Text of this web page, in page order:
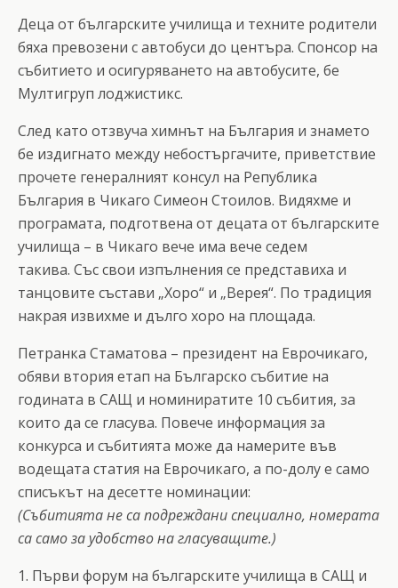
Деца от българските училища и техните родители
бяха превозени с автобуси до центъра. Спонсор на
събитието и осигуряването на автобусите, бе
Мултигруп лоджистикс.
След като отзвуча химнът на България и знамето
бе издигнато между небостъргачите, приветствие
прочете генералният консул на Република
България в Чикаго Симеон Стоилов. Видяхме и
програмата, подготвена от децата от българските
училища – в Чикаго вече има вече седем
такива. Със свои изпълнения се представиха и
танцовите състави „Хоро“ и „Верея“. По традиция
накрая извихме и дълго хоро на площада.
Петранка Стаматова – президент на Еврочикаго,
обяви втория етап на Българско събитие на
годината в САЩ и номиниратите 10 събития, за
които да се гласува. Повече информация за
конкурса и събитията може да намерите във
водещата статия на Еврочикаго, а по-долу е само
списъкът на десетте номинации:
(Събитията не са подреждани специално, номерата
са само за удобство на гласуващите.)
1. Първи форум на българските училища в САЩ и